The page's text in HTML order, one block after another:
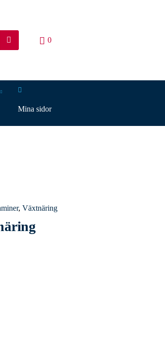
S
0
Mina sidor
, Växtnäring